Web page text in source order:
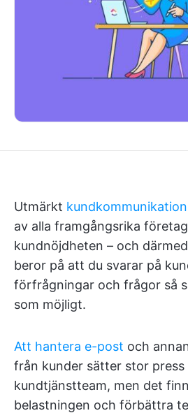
Utmärkt kundkommunikation
av alla framgångsrika
kundnöjdheten – och
beror på att du svarar på
förfrågningar och frågor så
som möjligt.
Att hantera e-post och
från kunder sätter stor
kundtjänstteam, men det
belastningen och förbättra